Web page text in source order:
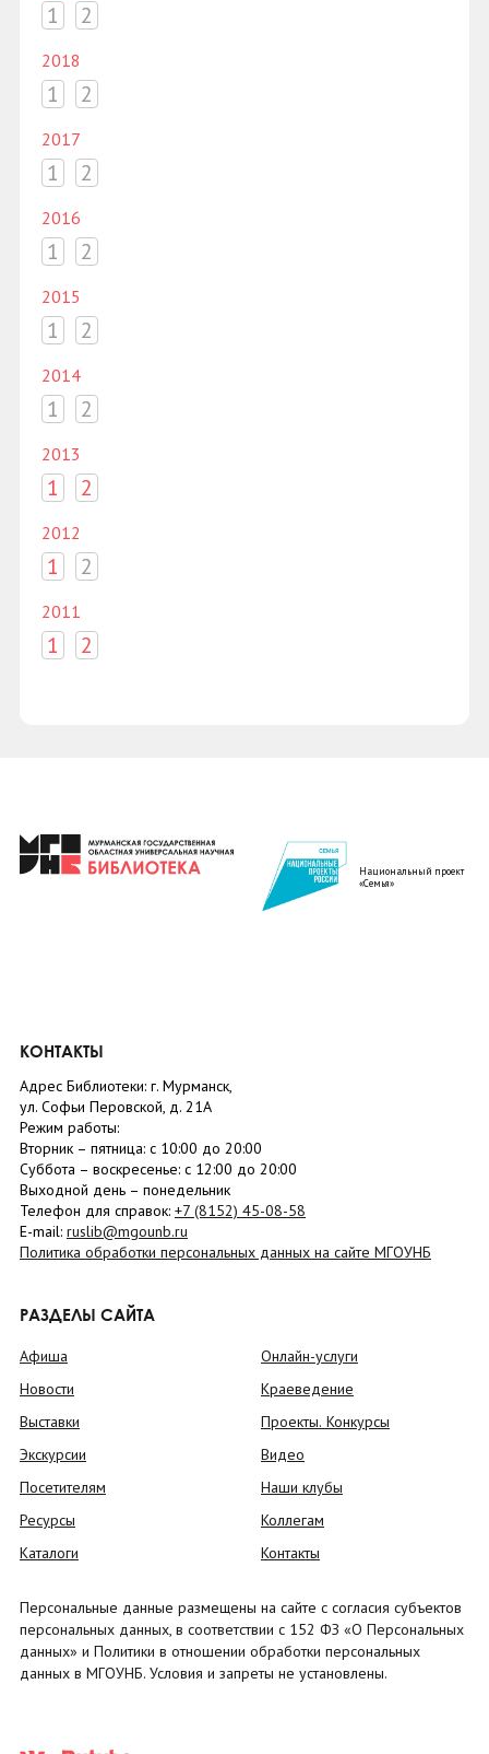
1 2
2018
1 2
2017
1 2
2016
1 2
2015
1 2
2014
1 2
2013
1 2
2012
1 2
2011
1 2
Национальный проект
«Семья»
КОНТАКТЫ
Адрес Библиотеки: г. Мурманск,
ул. Софьи Перовской, д. 21А
Режим работы:
Вторник – пятница: с 10:00 до 20:00
Суббота – воскресенье: c 12:00 до 20:00
Выходной день – понедельник
Телефон для справок: +7 (8152) 45-08-58
E-mail: ruslib@mgounb.ru
Политика обработки персональных данных на сайте МГОУНБ
РАЗДЕЛЫ САЙТА
Афиша
Новости
Выставки
Экскурсии
Посетителям
Ресурсы
Каталоги
Онлайн-услуги
Краеведение
Проекты. Конкурсы
Видео
Наши клубы
Коллегам
Контакты
Персональные данные размещены на сайте с согласия субъектов
персональных данных, в соответствии с 152 ФЗ «О Персональных
данных» и Политики в отношении обработки персональных
данных в МГОУНБ. Условия и запреты не установлены.